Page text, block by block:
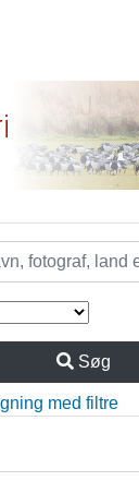
Søg
med filtre